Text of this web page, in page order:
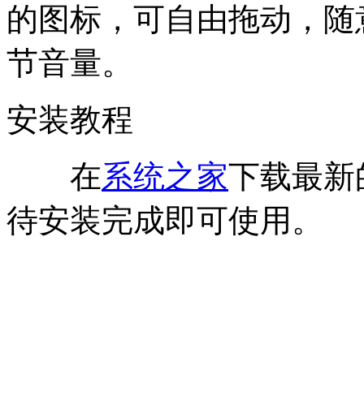
的图标，可自由拖动，
节音量。
安装教程
在系统之家下载最
待安装完成即可使用。